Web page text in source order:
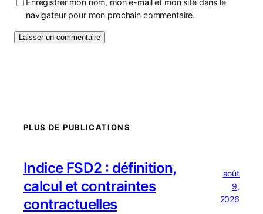
Enregistrer mon nom, mon e-mail et mon site dans le
navigateur pour mon prochain commentaire.
PLUS DE PUBLICATIONS
Indice FSD2 : définition,
calcul et contraintes
contractuelles
août
9,
2026